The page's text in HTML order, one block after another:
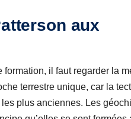
aux
il faut regarder la
terrestre unique, car la
plus anciennes. Les